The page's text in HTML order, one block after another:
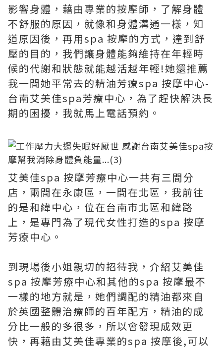
影響身體，藉由專業的按摩師，了解身體
不舒服的原因，就像和身體溝通一樣，知
道原因後，再用spa 按摩的方式，達到舒
壓的目的，我們讓身體能夠維持在年輕時
候的代謝和狀態就能越活越年輕!她還推薦
我一間她平常去的精油芳療spa 按摩中心-
台南艾美佳spa芳療中心，為了趕快解決長
期的困擾，我就馬上電話預約。
艾美佳spa 按摩芳療中心一共有三間分
店，兩間在永康區，一間在北區，我前往
的是和緯中心，位在台南市北區和緯路
上，是專門為了現代女性打造的spa 按摩
芳療中心。
到現場後小姐親切的招待我，介紹艾美佳
spa 按摩芳療中心和其他的spa 按摩最不
一樣的地方就是，她們調配的精油都來自
於英國整體治療師的百年配方，精油的成
分比一般的多很多，所以會發現成效更
快，再藉由艾美佳專業的spa 按摩後,可以